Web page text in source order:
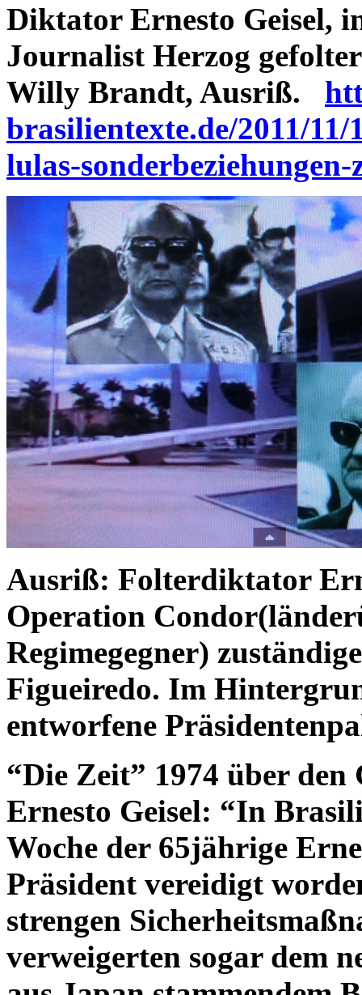
Diktator Ernesto Geisel,
Journalist Herzog
Willy Brandt, Ausriß.
brasilientexte.de/2011/
lulas-
Ausriß: Folterdiktator
Operation
Regimegegner)
Figueiredo. Im
entworfene
“Die Zeit” 1974 über
Ernesto Geisel: “In
Woche der 65jährige
Präsident vereidigt
strengen
verweigerten sogar dem